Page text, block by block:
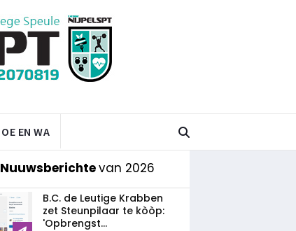
OE EN WA
Nuuwsberichtevan 2026
B.C. de Leutige Krabben
zet Steunpilaar te kòòp:
'Opbrengst...